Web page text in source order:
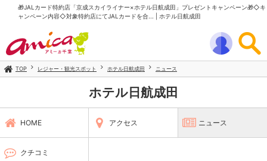
🎁JALカード特約店「京成スカイライナー×ホテル日航成田」プレゼントキャンペーン🎁◇キ
ャンペーン内容◇対象特約店にてJALカードを合... | ホテル日航成田
TOP レジャー・観光スポット ホテル日航成田 ニュース
ホテル日航成田
HOME アクセス ニュース
クチコミ